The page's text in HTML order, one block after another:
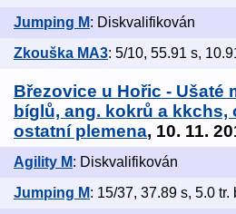
Jumping M: Diskvalifikován
Zkouška MA3: 5/10, 55.91 s,
Březovice u Hořic - Ušaté
bíglů, ang. kokrů a kkchs,
ostatní plemena, 10. 11.
Agility M: Diskvalifikován
Jumping M: 15/37, 37.89 s, 5.0 tr.